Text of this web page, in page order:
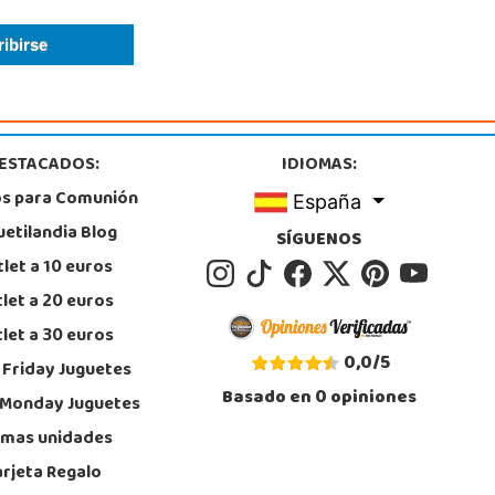
de Compostela, 14 - Carretera Alicum (Las Salinas)
de Mar
328 560
Juguetilandia Valencia Gran Turia
Europa s/n, C.C. Gran Túria, Local 2 022
Xirivella
91 82 69
Tienda
POCAS UNIDADES
para Comunión
Blog
a 10 euros
a 20 euros
a 30 euros
Juguetes
Juguetes
unidades
Regalo
IDIOMAS:
España
SÍGUENOS
0,0/5
Basado en0opiniones